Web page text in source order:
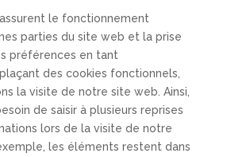
le fonctionnement
parties du site web et la prise
préférences en tant
plaçant des cookies fonctionnels,
la visite de notre site web. Ainsi,
de saisir à plusieurs reprises
lors de la visite de notre
les éléments restent dans